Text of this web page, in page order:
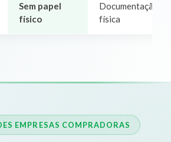
Sem papel
físico
Documentação
física
EMPRESAS COMPRADORAS